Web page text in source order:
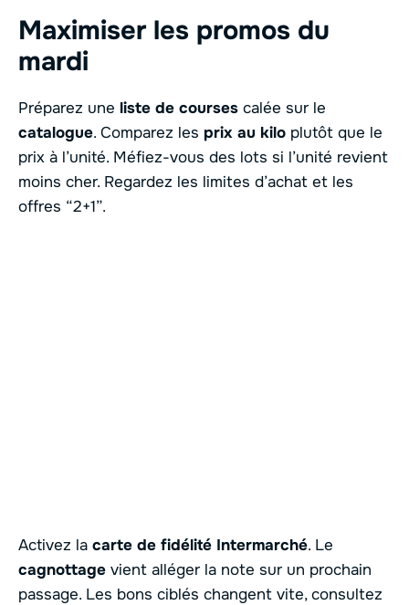
Maximiser les promos du
mardi
Préparez une liste de courses calée sur le
catalogue. Comparez les prix au kilo plutôt que le
prix à l’unité. Méfiez-vous des lots si l’unité revient
moins cher. Regardez les limites d’achat et les
offres “2+1”.
Activez la carte de fidélité Intermarché. Le
cagnottage vient alléger la note sur un prochain
passage. Les bons ciblés changent vite, consultez